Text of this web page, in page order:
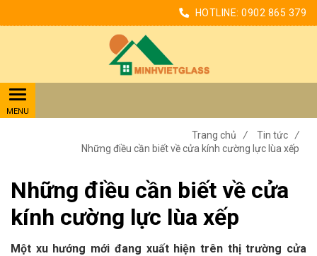
HOTLINE: 0902 865 379
Trang chủ / Tin tức
/
Những điều cần biết về cửa kính cường lực lùa xếp
Những điều cần biết về cửa
kính cường lực lùa xếp
Một xu hướng mới đang xuất hiện trên thị trường cửa